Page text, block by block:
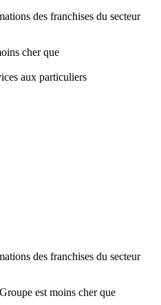
des franchises du secteur
cher que
aux particuliers
des franchises du secteur
est moins cher que